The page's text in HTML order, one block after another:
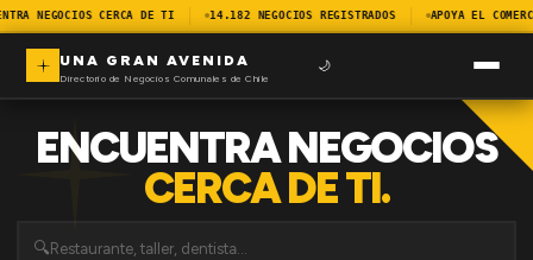
NEGOCIOS CERCA DE TI 14.182 NEGOCIOS REGISTRADOS APOYA EL
UNA GRAN AVENIDA
Directorio de Negocios Comunales de Chile
🌙
ENCUENTRA NEGOCIOS
CERCA DE TI.
🔍